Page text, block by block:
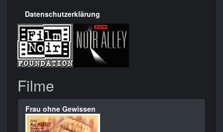
Datenschutzerklärung
Filme
Frau ohne Gewissen